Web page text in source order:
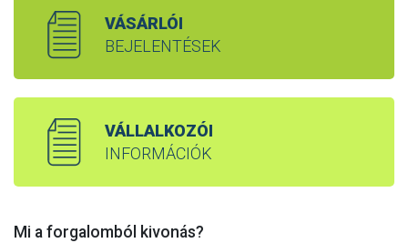
VÁSÁRLÓI
BEJELENTÉSEK
VÁLLALKOZÓI
INFORMÁCIÓK
Mi a forgalomból kivonás?